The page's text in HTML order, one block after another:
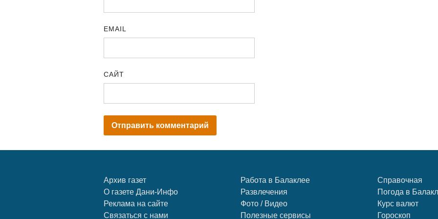
EMAIL
САЙТ
Архив газет
О газете Дани-Инфо
Реклама на сайте
Связаться с нами
Работа в Балаклее
Развлечения
Фото / Видео
Полезные сервисы
Справочная
Погода в
Курс валют
Гороскоп